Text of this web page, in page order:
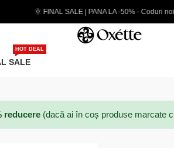
-50% - Coduri noi adaugate
SALE
HOT DEAL
reducere (dacă ai în coș produse marcate